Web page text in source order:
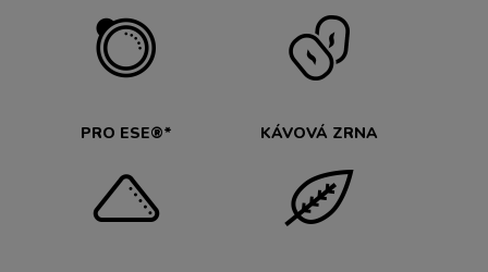
PRO ESE®* KÁVOVÁ ZRNA